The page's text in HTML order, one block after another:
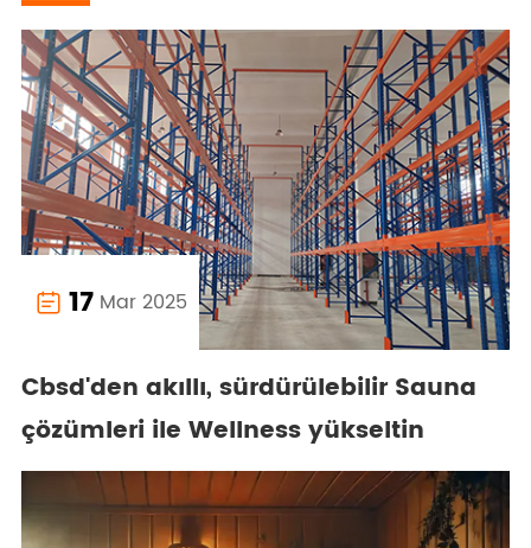
 17 Mar 2025
Cbsd'den akıllı, sürdürülebilir Sauna
çözümleri ile Wellness yükseltin